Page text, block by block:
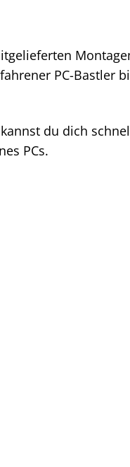
PC-Bastler
du dich
PCs.